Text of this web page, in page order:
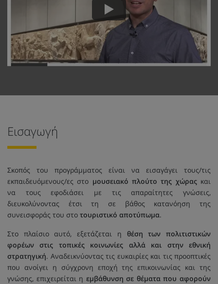
Εισαγωγή
Σκοπός του προγράμματος είναι να εισαγάγει τους/τις
εκπαιδευόμενους/ες στο μουσειακό πλούτο της χώρας και
να τους εφοδιάσει με τις απαραίτητες γνώσεις,
διευκολύνοντας έτσι τη σε βάθος κατανόηση της
συνεισφοράς του στο τουριστικό αποτύπωμα.
Στο πλαίσιο αυτό, εξετάζεται η θέση των πολιτιστικών
φορέων στις τοπικές κοινωνίες αλλά και στην εθνική
στρατηγική. Αναδεικνύοντας τις ευκαιρίες και τις προοπτικές
που ανοίγει η σύγχρονη εποχή της επικοινωνίας και της
γνώσης, επιχειρείται η εμβάθυνση σε θέματα που αφορούν